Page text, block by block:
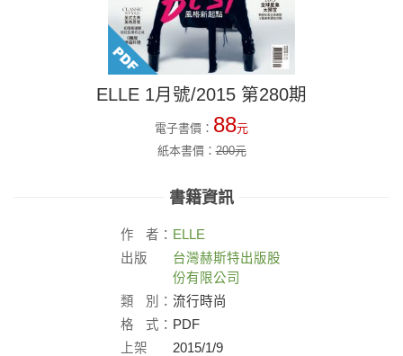
ELLE 1月號/2015 第280期
電子書價： 88元
紙本書價：200元
書籍資訊
作 者： ELLE
出版
台灣赫斯特出版股
份有限公司
類
別： 流行時尚
格
式： PDF
上架
2015/1/9